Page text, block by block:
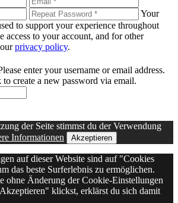
Your
to support your experience throughout
access to your account, and for other
privacy policy.
enter your username or email address.
create a new password via email.
der Seite stimmst du der Verwendung
Informationen Akzeptieren
auf dieser Website sind auf "Cookies
das beste Surferlebnis zu ermöglichen.
ohne Änderung der Cookie-Einstellungen
klickst, erklärst du sich damit